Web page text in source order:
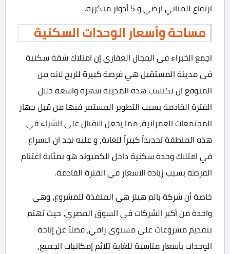
ارتفاع للمباني ارضي و 5 أدوار متكررة.
مساحة وأسعار الوحدات السكنية
اجمع الخبراء فى المجال العقاري إن امتلاك شقة سكنية
فى مدينة المستقبل هي فرصة كبيرة للربح لانه من
المتوقع ان تكتسب هذه المدينة شهرة واسعة خلال
الفترة القادمة بسبب التطوير المستمر فيها من قبل جهاز
المجتمعات العمرانية، مما يجعل الاقبال على الشراء في
هذه المنطقة تحديداً كبيراً للغاية، و عليه نجد ان الاسراع
في امتلاك وحدة سكنية داخل الكمبوند هو بمثابة اغتنام
الفرصة بسبب زيادة الاسعار في الفترة القادمة.
خاصة أن شركة بالم هيلز هي المنفذة للمشروع، وهي
واحدة من أكبر الشركات في السوق المصري، حيث تهتم
بتقديم مشروعات على مستوى راقي، فضلاً عن إتاحة
الوحدات بأسعار مناسبة للغاية تلائم إمكانيات الجميع،